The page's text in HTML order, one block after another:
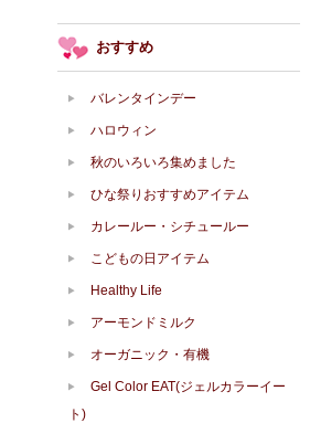
おすすめ
バレンタインデー
ハロウィン
秋のいろいろ集めました
ひな祭りおすすめアイテム
カレールー・シチュールー
こどもの日アイテム
Healthy Life
アーモンドミルク
オーガニック・有機
Gel Color EAT(ジェルカラーイー
ト)